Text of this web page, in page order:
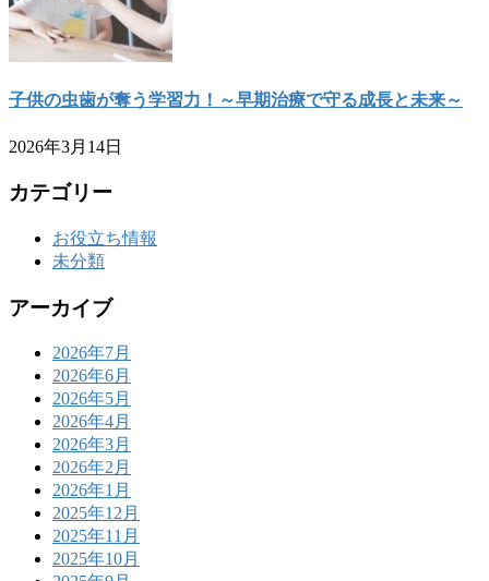
子供の虫歯が奪う学習力！～早期治療で守る成長と未来～
2026年3月14日
カテゴリー
お役立ち情報
未分類
アーカイブ
2026年7月
2026年6月
2026年5月
2026年4月
2026年3月
2026年2月
2026年1月
2025年12月
2025年11月
2025年10月